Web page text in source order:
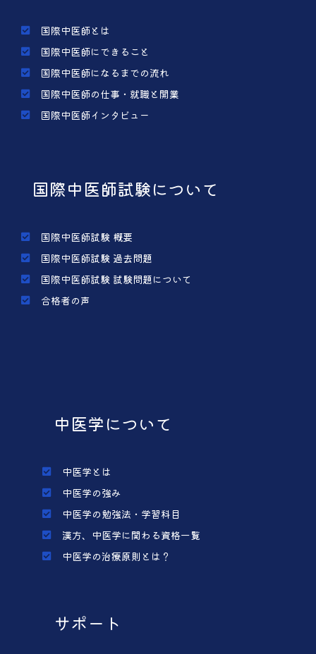
国際中医師とは
国際中医師にできること
国際中医師になるまでの流れ
国際中医師の仕事・就職と開業
国際中医師インタビュー
国際中医師試験について
国際中医師試験 概要
国際中医師試験 過去問題
国際中医師試験 試験問題について
合格者の声
中医学について
中医学とは
中医学の強み
中医学の勉強法・学習科目
漢方、中医学に関わる資格一覧
中医学の治療原則とは？
サポート